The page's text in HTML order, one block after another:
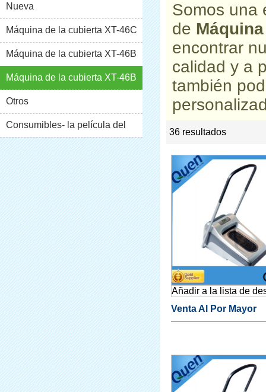
Nueva
Máquina de la cubierta XT-46C
Máquina de la cubierta XT-46B
(i)Máquina de la cubierta XT-46B
(II)
Otros
Consumibles- la película del
pvc
Somos una
de
encontrar
calidad y a
también
36 resultados
Añadir a la lista de
Venta Al Por Mayor
Dispensador De La
Para El Hospital